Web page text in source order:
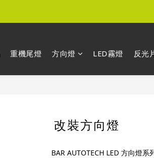
重機尾燈 方向燈 LED霧燈 反光
改裝方向燈
BAR AUTOTECH LED 方向燈